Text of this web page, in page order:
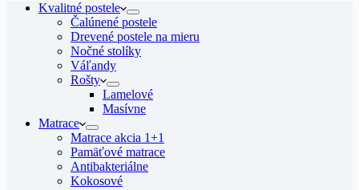
Kvalitné postele
Čalúnené postele
Drevené postele na mieru
Nočné stolíky
Váľandy
Rošty
Lamelové
Masívne
Matrace
Matrace akcia 1+1
Pamäťové matrace
Antibakteriálne
Kokosové